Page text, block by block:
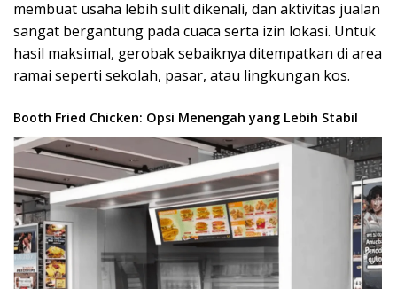
membuat usaha lebih sulit dikenali, dan aktivitas jualan
sangat bergantung pada cuaca serta izin lokasi. Untuk
hasil maksimal, gerobak sebaiknya ditempatkan di area
ramai seperti sekolah, pasar, atau lingkungan kos.
Booth Fried Chicken: Opsi Menengah yang Lebih Stabil